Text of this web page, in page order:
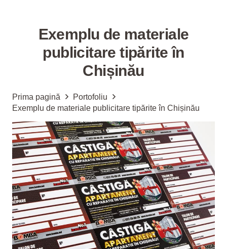
Exemplu de materiale
publicitare tipărite în
Chișinău
Prima pagină
Portofoliu
Exemplu de materiale publicitare tipărite în Chișinău